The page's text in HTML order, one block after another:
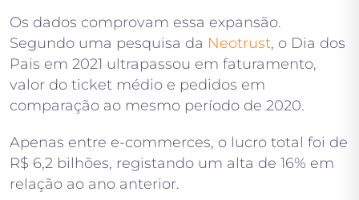
Os dados comprovam essa expansão.
Segundo uma pesquisa da Neotrust, o Dia dos
Pais em 2021 ultrapassou em faturamento,
valor do ticket médio e pedidos em
comparação ao mesmo período de 2020.
Apenas entre e-commerces, o lucro total foi de
R$ 6,2 bilhões, registando um alta de 16% em
relação ao ano anterior.